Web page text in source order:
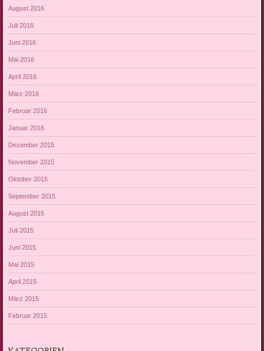
August 2016
Juli 2016
Juni 2016
Mai 2016
April 2016
März 2016
Februar 2016
Januar 2016
Dezember 2015
November 2015
Oktober 2015
September 2015
August 2015
Juli 2015
Juni 2015
Mai 2015
April 2015
März 2015
Februar 2015